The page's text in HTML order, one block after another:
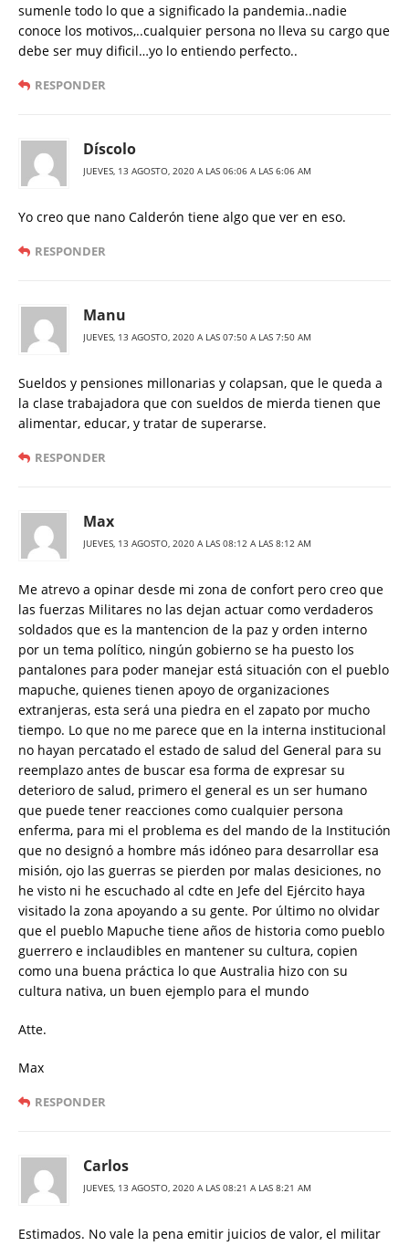
sumenle todo lo que a significado la pandemia..nadie
conoce los motivos,..cualquier persona no lleva su cargo que
debe ser muy dificil…yo lo entiendo perfecto..
RESPONDER
Díscolo
JUEVES, 13 AGOSTO, 2020 A LAS 06:06 A LAS 6:06 AM
Yo creo que nano Calderón tiene algo que ver en eso.
RESPONDER
Manu
JUEVES, 13 AGOSTO, 2020 A LAS 07:50 A LAS 7:50 AM
Sueldos y pensiones millonarias y colapsan, que le queda a
la clase trabajadora que con sueldos de mierda tienen que
alimentar, educar, y tratar de superarse.
RESPONDER
Max
JUEVES, 13 AGOSTO, 2020 A LAS 08:12 A LAS 8:12 AM
Me atrevo a opinar desde mi zona de confort pero creo que
las fuerzas Militares no las dejan actuar como verdaderos
soldados que es la mantencion de la paz y orden interno
por un tema político, ningún gobierno se ha puesto los
pantalones para poder manejar está situación con el pueblo
mapuche, quienes tienen apoyo de organizaciones
extranjeras, esta será una piedra en el zapato por mucho
tiempo. Lo que no me parece que en la interna institucional
no hayan percatado el estado de salud del General para su
reemplazo antes de buscar esa forma de expresar su
deterioro de salud, primero el general es un ser humano
que puede tener reacciones como cualquier persona
enferma, para mi el problema es del mando de la Institución
que no designó a hombre más idóneo para desarrollar esa
misión, ojo las guerras se pierden por malas desiciones, no
he visto ni he escuchado al cdte en Jefe del Ejército haya
visitado la zona apoyando a su gente. Por último no olvidar
que el pueblo Mapuche tiene años de historia como pueblo
guerrero e inclaudibles en mantener su cultura, copien
como una buena práctica lo que Australia hizo con su
cultura nativa, un buen ejemplo para el mundo
Atte.
Max
RESPONDER
Carlos
JUEVES, 13 AGOSTO, 2020 A LAS 08:21 A LAS 8:21 AM
Estimados. No vale la pena emitir juicios de valor, el militar